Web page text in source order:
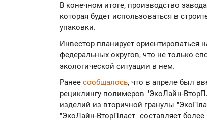
В конечном итоге, производство
которая будет использоваться в
упаковки.
Инвестор планирует ориентироваться
федеральных округов, что не только
экологической ситуации в нем.
Ранее сообщалось, что в апреле был
рециклингу полимеров "ЭкоЛайн-
изделий из вторичной гранулы
"ЭкоЛайн-ВторПласт" составляет